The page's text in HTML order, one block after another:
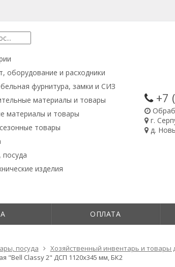
оборудование и расходники
фурнитура, замки и СИЗ
материалы и товары
материалы и товары
товары
изделия
+7
г.
д.
ОПЛАТА
посуда Хозяйственный инвентарь и товары
"Bell Classy 2" ДСП 1120х345 мм, БК2